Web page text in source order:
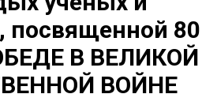
посвященной 80
В ВЕЛИКОЙ
ВОЙНЕ